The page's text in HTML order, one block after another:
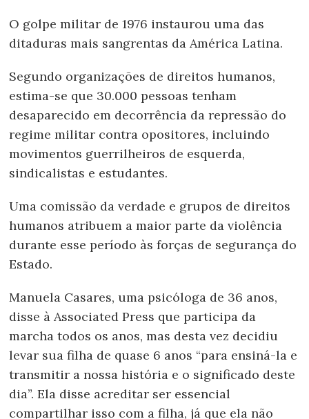
O golpe militar de 1976 instaurou uma das
ditaduras mais sangrentas da América Latina.
Segundo organizações de direitos humanos,
estima-se que 30.000 pessoas tenham
desaparecido em decorrência da repressão do
regime militar contra opositores, incluindo
movimentos guerrilheiros de esquerda,
sindicalistas e estudantes.
Uma comissão da verdade e grupos de direitos
humanos atribuem a maior parte da violência
durante esse período às forças de segurança do
Estado.
Manuela Casares, uma psicóloga de 36 anos,
disse à Associated Press que participa da
marcha todos os anos, mas desta vez decidiu
levar sua filha de quase 6 anos “para ensiná-la e
transmitir a nossa história e o significado deste
dia”. Ela disse acreditar ser essencial
compartilhar isso com a filha, já que ela não